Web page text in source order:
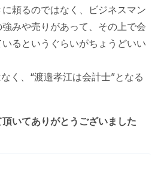
頼るのではなく、ビジネスマン
みや売りがあって、その上で会
るというぐらいがちょうどいい
く、“渡邉孝江は会計士”となる
いてありがとうございました